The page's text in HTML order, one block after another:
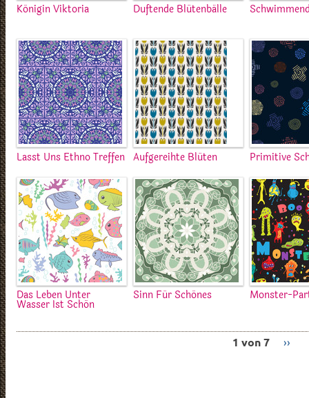
Königin Viktoria Duftende Blütenbälle
Lasst Uns Ethno Treffen Aufgereihte Blüten Primitive
Das Leben Unter
Wasser Ist Schön
Sinn Für Schönes Monster-
1 von 7 ››